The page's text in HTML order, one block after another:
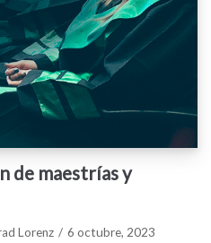
de maestrías y
Lorenz 6 octubre, 2023